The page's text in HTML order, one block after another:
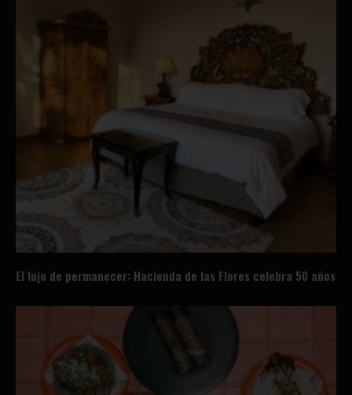
El lujo de permanecer: Hacienda de las Flores celebra 50 años